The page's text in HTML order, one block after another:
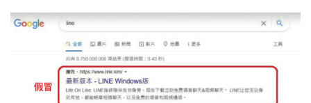
教學評測
生成式AI與雲端應用